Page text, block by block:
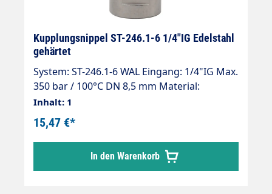
Kupplungsnippel ST-246.1-6 1/4"IG Edelstahl
gehärtet
System: ST-246.1-6 WAL Eingang: 1/4"IG Max.
350 bar / 100°C DN 8,5 mm Material:
Nichtrostender Chrom-Stahl (Edelstahl)
gehärtet Kompatibel zu bestehenden
Kupplungssystemen ST-246-6
Inhalt: 1
15,47 €*
In den Warenkorb